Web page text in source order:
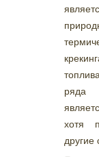
ряда
хотя
другие